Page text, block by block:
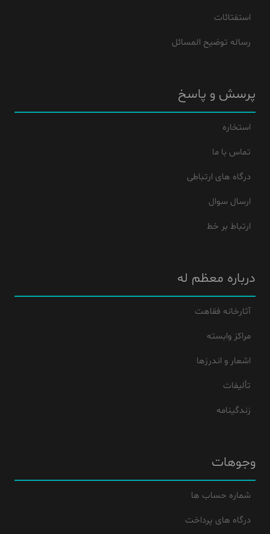
استفتائات
رساله توضیح المسائل
پرسش و پاسخ
استخاره
تماس با ما
درگاه های ارتباطی
ارسال سوال
ارتباط بر خط
درباره معظم له
آثارخانه فقاهت
مراکز وابسته
اشعار و اندرزها
تألیفات
زندگینامه
وجوهات
شماره حساب ها
درگاه های پرداخت